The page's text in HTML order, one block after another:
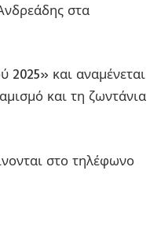
στα
2025» και αναμένεται
και τη ζωντάνια
στο τηλέφωνο